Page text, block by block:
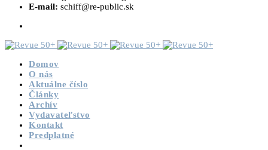
E-mail: schiff@re-public.sk
Domov
O nás
Aktuálne číslo
Články
Archív
Vydavateľstvo
Kontakt
Predplatné